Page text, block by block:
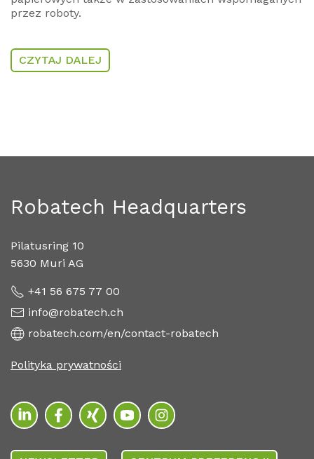
przez roboty.
CZYTAJ DALEJ
Robatech Headquarters
Pilatusring 10
5630 Muri AG
+41 56 675 77 00
info@robatech.ch
robatech.com/en/contact-robatech
Polityka prywatności